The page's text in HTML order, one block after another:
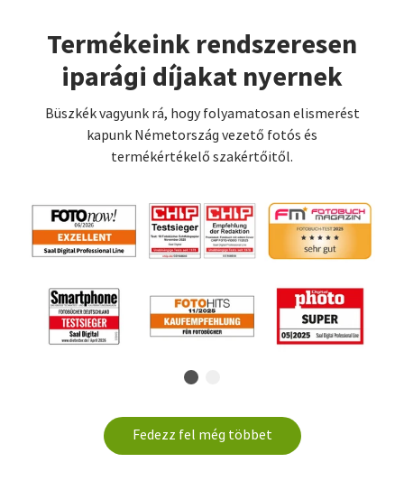
Termékeink rendszeresen
iparági díjakat nyernek
Büszkék vagyunk rá, hogy folyamatosan elismerést
kapunk Németország vezető fotós és
termékértékelő szakértőitől.
Fedezz fel még többet